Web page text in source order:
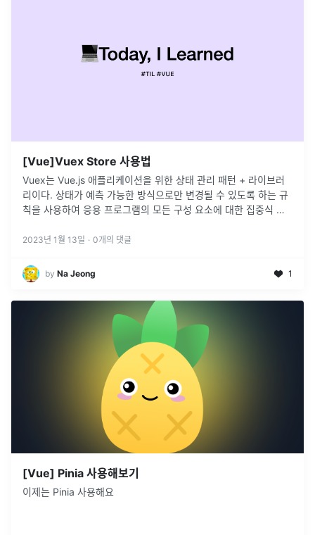
[Vue]Vuex Store 사용법
Vuex는 Vue.js 애플리케이션을 위한 상태 관리 패턴 + 라이브러
리이다. 상태가 예측 가능한 방식으로만 변경될 수 있도록 하는 규
칙을 사용하여 응용 프로그램의 모든 구성 요소에 대한 집중식 저
기 위해 부모는 자식에서 props의 방식으로, 자식은 부모에게
2023년 1월 13일 · 0개의 댓글
by Na Jeong 1
[Vue] Pinia 사용해보기
이제는 Pinia 사용해요